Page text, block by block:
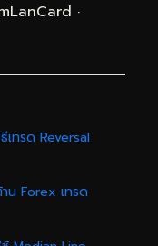
·
ทรด Reversal
น Forex เทรด